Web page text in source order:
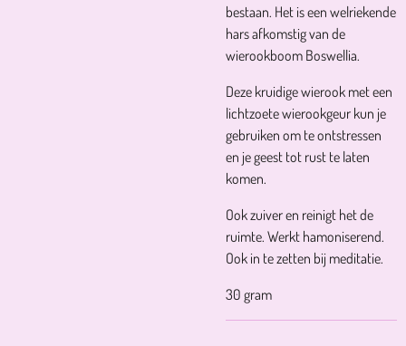
bestaan. Het is een welriekende
hars afkomstig van de
wierookboom Boswellia.
Deze kruidige wierook met een
lichtzoete wierookgeur kun je
gebruiken om te ontstressen
en je geest tot rust te laten
komen.
Ook zuiver en reinigt het de
ruimte. Werkt hamoniserend.
Ook in te zetten bij meditatie.
30 gram